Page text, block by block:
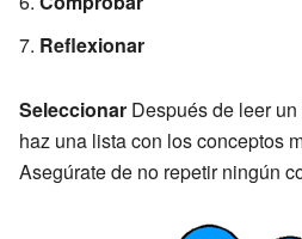
Reflexionar
Seleccionar Después de leer
haz una lista con los conceptos
Asegúrate de no repetir ningún